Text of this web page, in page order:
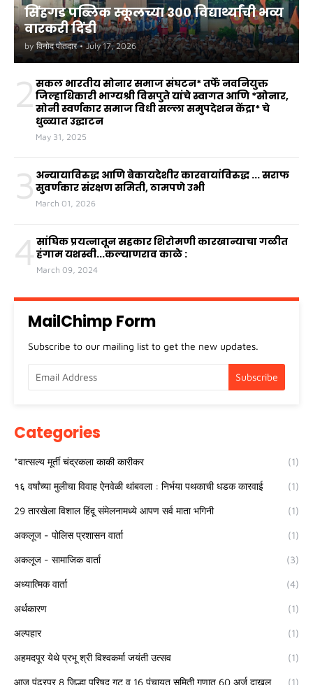
सिंहगड पब्लिक स्कूलच्या ३०० विद्यार्थ्यांची भव्य
वारकरी दिंडी
by विनोद पोतदार • July 17, 2026
2 सकल भारतीय सोनार समाज संघटन* तर्फे नवनियुक्त
जिल्हाधिकारी भाग्यश्री विसपुते यांचे स्वागत आणि *सोनार,
सोनी स्वर्णकार समाज विधी सल्ला समुपदेशन केंद्रा* चे
धुळ्यात उद्घाटन
May 31, 2025
3 अन्यायाविरुद्ध आणि बेकायदेशीर कारवायांविरुद्ध ... सराफ
सुवर्णकार संरक्षण समिती, ठामपणे उभी
March 01, 2026
4 सांघिक प्रयत्नातून सहकार शिरोमणी कारखान्याचा गळीत
हंगाम यशस्वी...कल्याणराव काळे :
March 09, 2024
MailChimp Form
Subscribe to our mailing list to get the new updates.
Categories
*वात्सल्य मूर्ती चंद्रकला काकी कारीकर (1)
१६ वर्षांच्या मुलीचा विवाह ऐनवेळी थांबवला : निर्भया पथकाची धडक कारवाई (1)
29 तारखेला विशाल हिंदू संमेलनामध्ये आपण सर्व माता भगिनी (1)
अकलूज - पोलिस प्रशासन वार्ता (1)
अकलूज - सामाजिक वार्ता (3)
अध्यात्मिक वार्ता (4)
अर्थकारण (1)
अल्पहार (1)
अहमदपूर येथे प्रभू श्री विश्वकर्मा जयंती उत्सव (1)
आज पंढरपूर 8 जिल्हा परिषद गट व 16 पंचायत समिती गणात 60 अर्ज दाखल (1)